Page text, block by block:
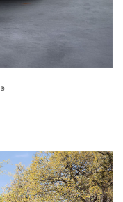
®